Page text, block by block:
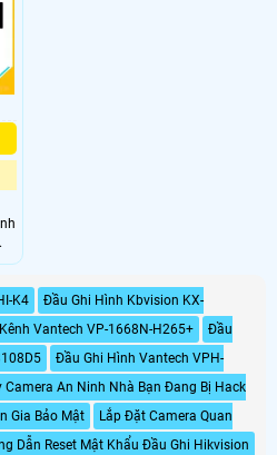
K4
Đầu Ghi Hình Kbvision KX-
Vantech VP-1668N-H265+
Đầu
Đầu Ghi Hình Vantech VPH-
Camera An Ninh Nhà Bạn Đang Bị Hack
Gia Bảo Mật
Lắp Đặt Camera Quan
Dẫn Reset Mật Khẩu Đầu Ghi Hikvision